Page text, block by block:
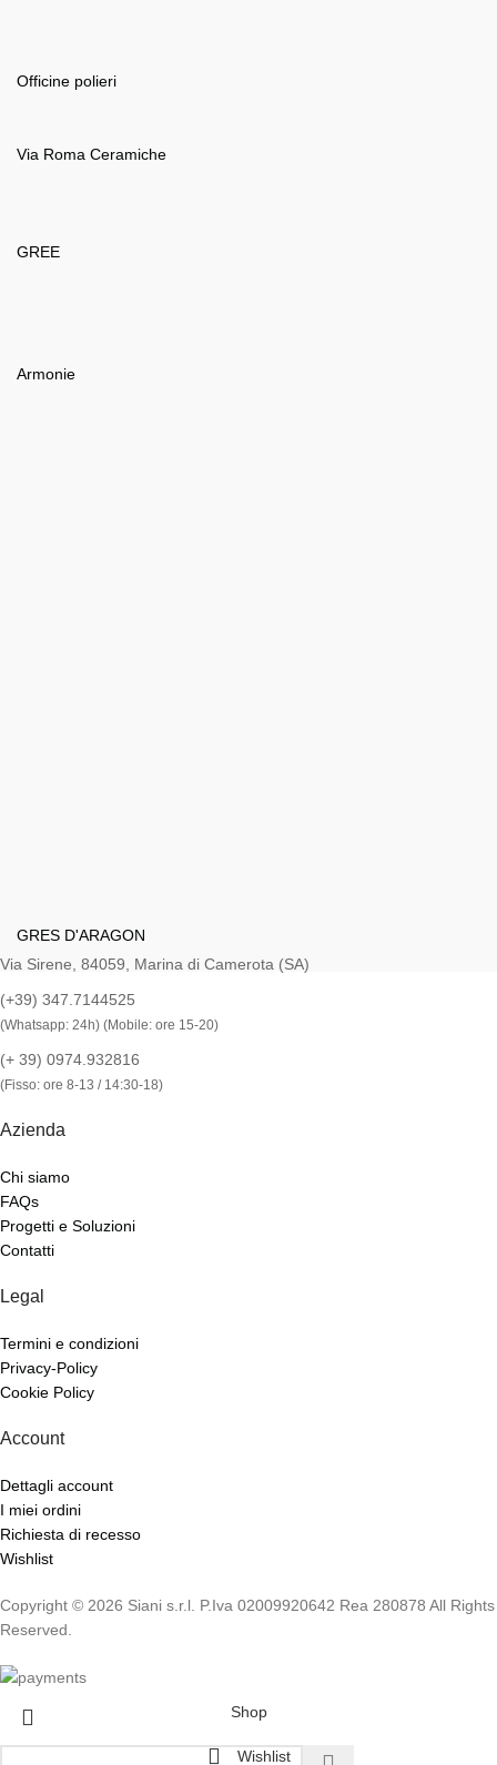
Officine polieri
Via Roma Ceramiche
GREE
Armonie
GRES D'ARAGON
Via Sirene, 84059, Marina di Camerota (SA)
(+39) 347.7144525
(Whatsapp: 24h) (Mobile: ore 15-20)
(+ 39) 0974.932816
(Fisso: ore 8-13 / 14:30-18)
Azienda
Chi siamo
FAQs
Progetti e Soluzioni
Contatti
Legal
Termini e condizioni
Privacy-Policy
Cookie Policy
Account
Dettagli account
I miei ordini
Richiesta di recesso
Wishlist
Copyright © 2026 Siani s.r.l. P.Iva 02009920642 Rea 280878 All Rights
Reserved.
Shop
Wishlist